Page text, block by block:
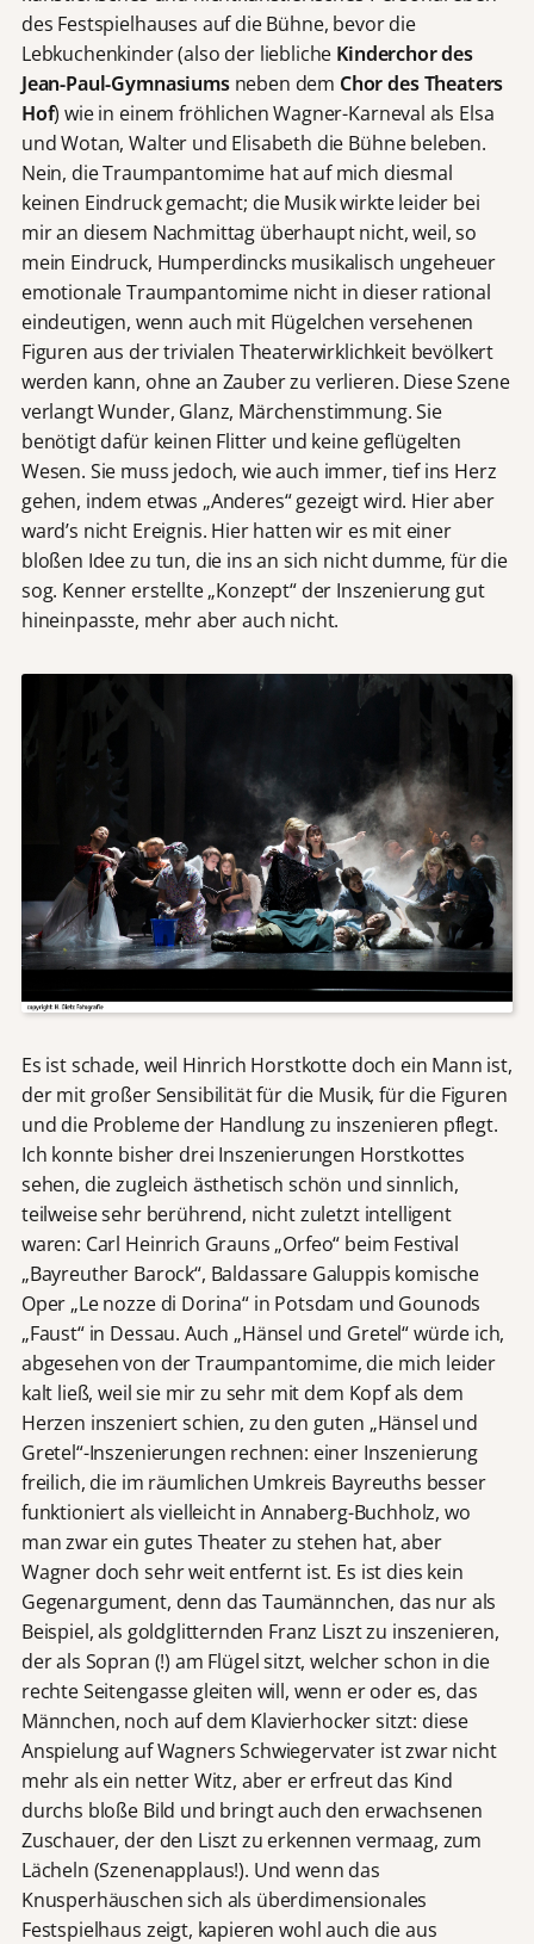
des Festspielhauses auf die Bühne, bevor die
Lebkuchenkinder (also der liebliche Kinderchor des
Jean-Paul-Gymnasiumsneben dem Chor des Theaters
Hof) wie in einem fröhlichen Wagner-Karneval als Elsa
und Wotan, Walter und Elisabeth die Bühne beleben.
Nein, die Traumpantomime hat auf mich diesmal
keinen Eindruck gemacht; die Musik wirkte leider bei
mir an diesem Nachmittag überhaupt nicht, weil, so
mein Eindruck, Humperdincks musikalisch ungeheuer
emotionale Traumpantomime nicht in dieser rational
eindeutigen, wenn auch mit Flügelchen versehenen
Figuren aus der trivialen Theaterwirklichkeit bevölkert
werden kann, ohne an Zauber zu verlieren. Diese Szene
verlangt Wunder, Glanz, Märchenstimmung. Sie
benötigt dafür keinen Flitter und keine geflügelten
Wesen. Sie muss jedoch, wie auch immer, tief ins Herz
gehen, indem etwas „Anderes“ gezeigt wird. Hier aber
ward’s nicht Ereignis. Hier hatten wir es mit einer
bloßen Idee zu tun, die ins an sich nicht dumme, für die
sog. Kenner erstellte „Konzept“ der Inszenierung gut
hineinpasste, mehr aber auch nicht.
Es ist schade, weil Hinrich Horstkotte doch ein Mann ist,
der mit großer Sensibilität für die Musik, für die Figuren
und die Probleme der Handlung zu inszenieren pflegt.
Ich konnte bisher drei Inszenierungen Horstkottes
sehen, die zugleich ästhetisch schön und sinnlich,
teilweise sehr berührend, nicht zuletzt intelligent
waren: Carl Heinrich Grauns „Orfeo“ beim Festival
„Bayreuther Barock“, Baldassare Galuppis komische
Oper „Le nozze di Dorina“ in Potsdam und Gounods
„Faust“ in Dessau. Auch „Hänsel und Gretel“ würde ich,
abgesehen von der Traumpantomime, die mich leider
kalt ließ, weil sie mir zu sehr mit dem Kopf als dem
Herzen inszeniert schien, zu den guten „Hänsel und
Gretel“-Inszenierungen rechnen: einer Inszenierung
freilich, die im räumlichen Umkreis Bayreuths besser
funktioniert als vielleicht in Annaberg-Buchholz, wo
man zwar ein gutes Theater zu stehen hat, aber
Wagner doch sehr weit entfernt ist. Es ist dies kein
Gegenargument, denn das Taumännchen, das nur als
Beispiel, als goldglitternden Franz Liszt zu inszenieren,
der als Sopran (!) am Flügel sitzt, welcher schon in die
rechte Seitengasse gleiten will, wenn er oder es, das
Männchen, noch auf dem Klavierhocker sitzt: diese
Anspielung auf Wagners Schwiegervater ist zwar nicht
mehr als ein netter Witz, aber er erfreut das Kind
durchs bloße Bild und bringt auch den erwachsenen
Zuschauer, der den Liszt zu erkennen vermaag, zum
Lächeln (Szenenapplaus!). Und wenn das
Knusperhäuschen sich als überdimensionales
Festspielhaus zeigt, kapieren wohl auch die aus